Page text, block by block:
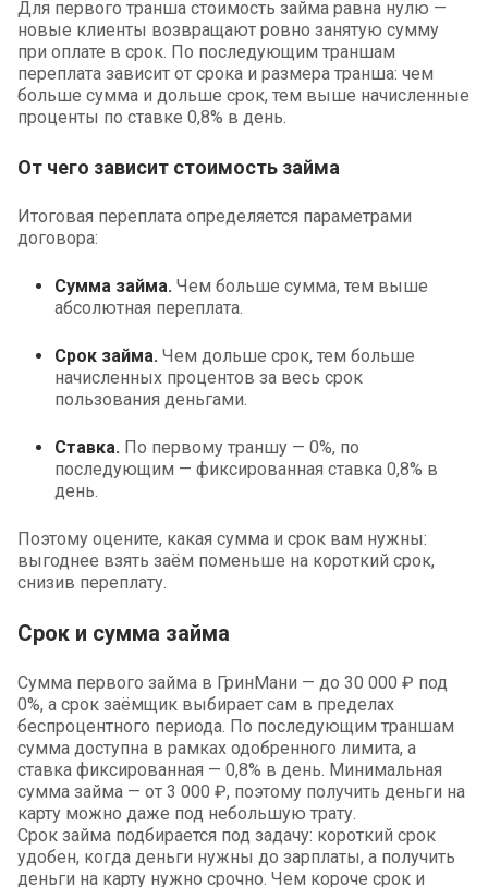
Для первого транша стоимость займа равна нулю —
новые клиенты возвращают ровно занятую сумму
при оплате в срок. По последующим траншам
переплата зависит от срока и размера транша: чем
больше сумма и дольше срок, тем выше начисленные
проценты по ставке 0,8% в день.
От чего зависит стоимость займа
Итоговая переплата определяется параметрами
договора:
Сумма займа. Чем больше сумма, тем выше
абсолютная переплата.
Срок займа. Чем дольше срок, тем больше
начисленных процентов за весь срок
пользования деньгами.
Ставка. По первому траншу — 0%, по
последующим — фиксированная ставка 0,8% в
день.
Поэтому оцените, какая сумма и срок вам нужны:
выгоднее взять заём поменьше на короткий срок,
снизив переплату.
Срок и сумма займа
Сумма первого займа в ГринМани — до 30 000 ₽ под
0%, а срок заёмщик выбирает сам в пределах
беспроцентного периода. По последующим траншам
сумма доступна в рамках одобренного лимита, а
ставка фиксированная — 0,8% в день. Минимальная
сумма займа — от 3 000 ₽, поэтому получить деньги на
карту можно даже под небольшую трату.
Срок займа подбирается под задачу: короткий срок
удобен, когда деньги нужны до зарплаты, а получить
деньги на карту нужно срочно. Чем короче срок и